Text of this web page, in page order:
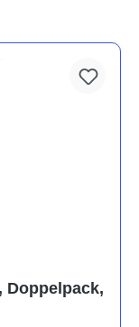
Doppelpack,